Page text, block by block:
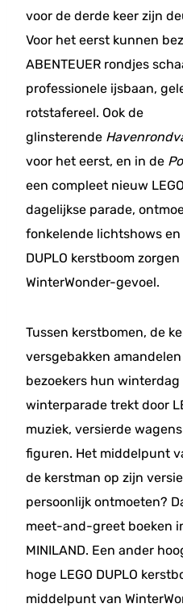
voor de derde keer zijn
Voor het eerst kunnen
ABENTEUER rondjes
professionele ijsbaan,
rotstafereel. Ook de
glinsterende
voor het eerst, en in de
een compleet nieuw
dagelijkse parade,
fonkelende lichtshows en
DUPLO kerstboom
WinterWonder-gevoel.
Tussen kerstbomen, de
versgebakken
bezoekers hun
winterparade trekt door
muziek, versierde
figuren. Het middelpunt
de kerstman op zijn
persoonlijk ontmoeten?
meet-and-greet boeken
MINILAND. Een ander
hoge LEGO DUPLO
middelpunt van